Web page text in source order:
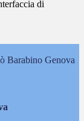
di
Barabino Genova